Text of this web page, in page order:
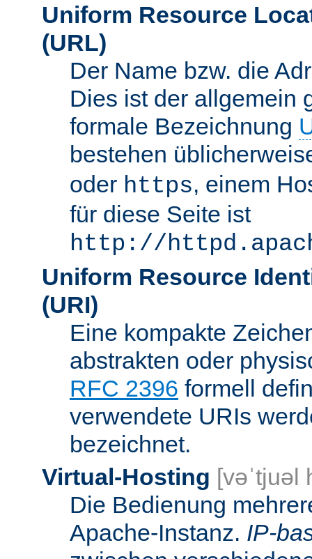
Uniform Resource
(URL)
Der Name bzw. die
Dies ist der allgemein
formale Bezeichnung
bestehen
oder https, einem
für diese Seite ist
http://
Uniform Resource
(URI)
Eine kompakte
abstrakten oder
RFC 2396 formell
verwendete URIs
bezeichnet.
Virtual-Hosting [vəˈtjuəl
Die Bedienung
Apache-Instanz. IP-